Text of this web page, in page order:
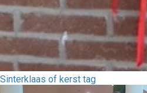
Sinterklaas of kerst tag